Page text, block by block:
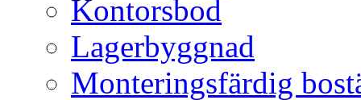
Kontorsbod
Lagerbyggnad
Monteringsfärdig